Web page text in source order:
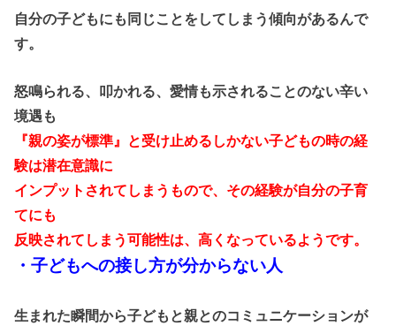
自分の子どもにも同じことをしてしまう傾向があるんで
す。
怒鳴られる、叩かれる、愛情も示されることのない辛い
境遇も
『親の姿が標準』と受け止めるしかない子どもの時の経
験は潜在意識に
インプットされてしまうもので、その経験が自分の子育
てにも
反映されてしまう可能性は、高くなっているようです。
・子どもへの接し方が分からない人
生まれた瞬間から子どもと親とのコミュニケーションが